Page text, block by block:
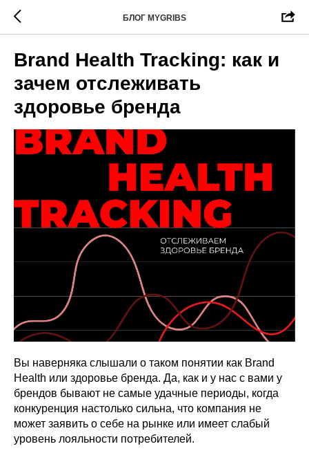
БЛОГ MYGRIBS
Brand Health Tracking: как и
зачем отслеживать
здоровье бренда
Вы наверняка слышали о таком понятии как Brand
Health или здоровье бренда. Да, как и у нас с вами у
брендов бывают не самые удачные периоды, когда
конкуренция настолько сильна, что компания не
может заявить о себе на рынке или имеет слабый
уровень лояльности потребителей.